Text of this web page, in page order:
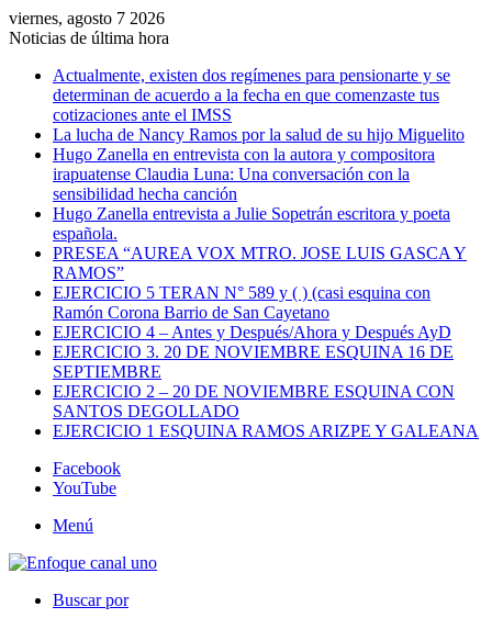
viernes, agosto 7 2026
Noticias de última hora
Actualmente, existen dos regímenes para pensionarte y se
determinan de acuerdo a la fecha en que comenzaste tus
cotizaciones ante el IMSS
La lucha de Nancy Ramos por la salud de su hijo Miguelito
Hugo Zanella en entrevista con la autora y compositora
irapuatense Claudia Luna: Una conversación con la
sensibilidad hecha canción
Hugo Zanella entrevista a Julie Sopetrán escritora y poeta
española.
PRESEA “AUREA VOX MTRO. JOSE LUIS GASCA Y
RAMOS”
EJERCICIO 5 TERAN N° 589 y ( ) (casi esquina con
Ramón Corona Barrio de San Cayetano
EJERCICIO 4 – Antes y Después/Ahora y Después AyD
EJERCICIO 3. 20 DE NOVIEMBRE ESQUINA 16 DE
SEPTIEMBRE
EJERCICIO 2 – 20 DE NOVIEMBRE ESQUINA CON
SANTOS DEGOLLADO
EJERCICIO 1 ESQUINA RAMOS ARIZPE Y GALEANA
Facebook
YouTube
Menú
Buscar por